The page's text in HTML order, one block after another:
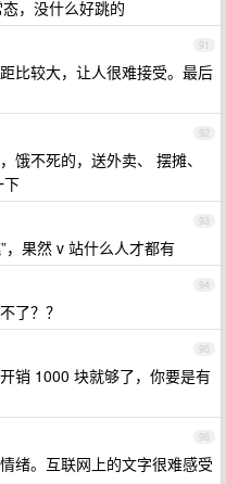
，没什么好跳的
91
比较大，让人很难接受。最后
92
饿不死的，送外卖、 摆摊、
下
93
果然 v 站什么人才都有
94
了？？
95
销 1000 块就够了，你要是有
96
绪。互联网上的文字很难感受